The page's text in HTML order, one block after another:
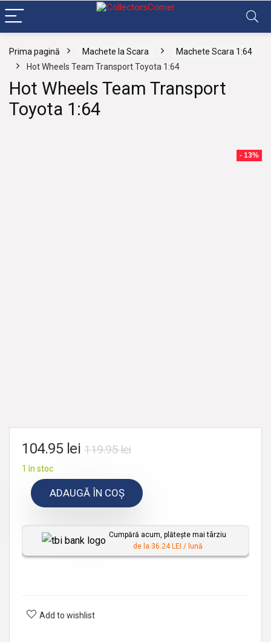
Prima pagină Machete la Scara
Machete Scara 1:64
Hot Wheels Team Transport Toyota 1:64
Hot Wheels Team Transport
Toyota 1:64
- 13%
119.95lei
104.95 lei
1 în stoc
ADAUGĂ ÎN COȘ
Cumpără acum, plătește mai târziu
de la 36.24 LEI / lună
Add to wishlist